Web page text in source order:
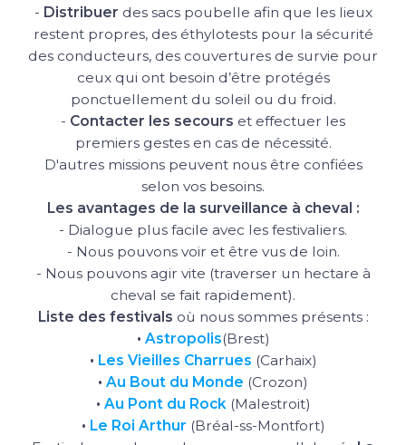
- Distribuer des sacs poubelle afin que les lieux
restent propres, des éthylotests pour la sécurité
des conducteurs, des couvertures de survie pour
ceux qui ont besoin d’être protégés
ponctuellement du soleil ou du froid.
- Contacter les secours et effectuer les
premiers gestes en cas de nécessité.
D'autres missions peuvent nous être confiées
selon vos besoins.
Les avantages de la surveillance à cheval :
- Dialogue plus facile avec les festivaliers.
- Nous pouvons voir et être vus de loin.
- Nous pouvons agir vite (traverser un hectare à
cheval se fait rapidement).
Liste des festivals où nous sommes présents :
• Astropolis(Brest)
• Les Vieilles Charrues (Carhaix)
• Au Bout du Monde (Crozon)
• Au Pont du Rock (Malestroit)
• Le Roi Arthur (Bréal-ss-Montfort)